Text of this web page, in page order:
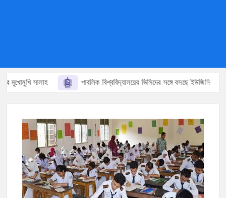
সালাহ পাবলিক বিশ্ববিদ্যালয়ের ভিসিদের সঙ্গে বসছে ইউজিসি